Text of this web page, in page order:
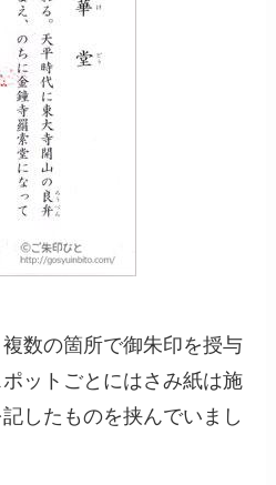
数の箇所で御朱印を授与
ットごとにはさみ紙は施
したものを挟んでいまし